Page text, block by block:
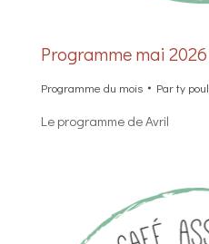
Programme mai 2026
Programme du mois Party poul
Le programme de Avril